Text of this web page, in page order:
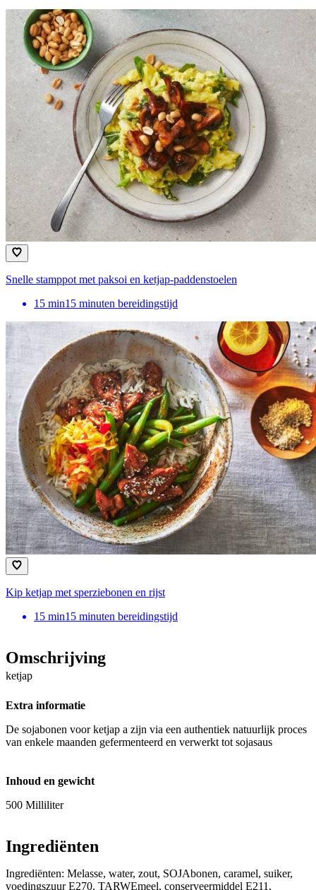
Snelle stamppot met paksoi en ketjap-paddenstoelen
15 min15 minuten bereidingstijd
Kip ketjap met sperziebonen en rijst
15 min15 minuten bereidingstijd
Omschrijving
ketjap
Extra informatie
De sojabonen voor ketjap a zijn via een authentiek natuurlijk proces
van enkele maanden gefermenteerd en verwerkt tot sojasaus
Inhoud en gewicht
500 Milliliter
Ingrediënten
Ingrediënten: Melasse, water, zout, SOJAbonen, caramel, suiker,
voedingszuur E270, TARWEmeel, conserveermiddel E211,